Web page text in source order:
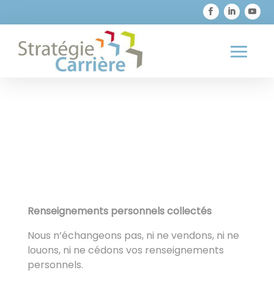
Renseignements personnels collectés
Nous n’échangeons pas, ni ne vendons, ni ne
louons, ni ne cédons vos renseignements
personnels.